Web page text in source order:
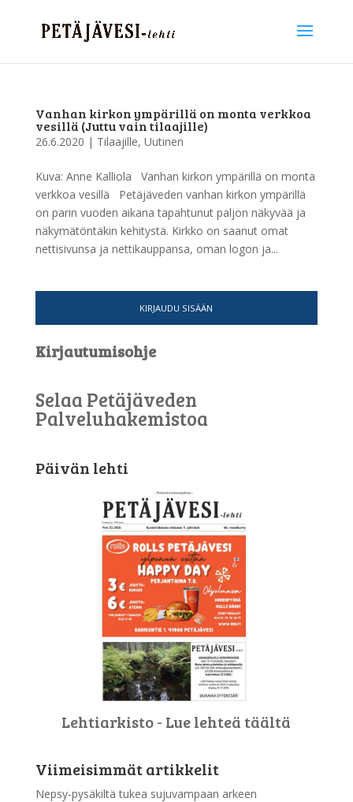
Vanhan kirkon ympärillä on monta verkkoa
vesillä (Juttu vain tilaajille)
26.6.2020 | Tilaajille, Uutinen
Kuva: Anne Kalliola Vanhan kirkon ympärillä on monta
verkkoa vesillä Petäjäveden vanhan kirkon ympärillä
on parin vuoden aikana tapahtunut paljon näkyvää ja
näkymätöntäkin kehitystä. Kirkko on saanut omat
nettisivunsa ja nettikauppansa, oman logon ja...
KIRJAUDU SISÄÄN
Kirjautumisohje
Selaa Petäjäveden
Palveluhakemistoa
Päivän lehti
Lehtiarkisto - Lue lehteä täältä
Viimeisimmät artikkelit
Nepsy-pysäkiltä tukea sujuvampaan arkeen